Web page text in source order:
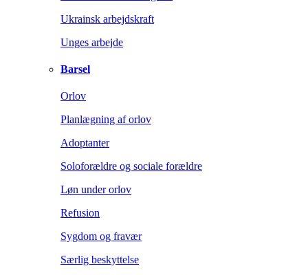
Ukrainsk arbejdskraft
Unges arbejde
Barsel
Orlov
Planlægning af orlov
Adoptanter
Soloforældre og sociale forældre
Løn under orlov
Refusion
Sygdom og fravær
Særlig beskyttelse